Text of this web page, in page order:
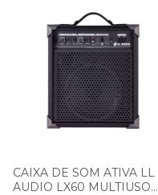
CAIXA DE SOM ATIVA LL
AUDIO LX60 MULTIUSO